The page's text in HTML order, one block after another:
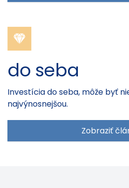
do seba
Investícia do seba, môže byť
najvýnosnejšou.
Zobraziť